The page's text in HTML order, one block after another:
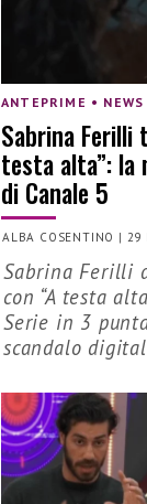
ANTEPRIME •
Sabrina Ferilli
testa alta”: la
di Canale 5
ALBA COSENTINO | 29
Sabrina Ferilli
con “A testa
Serie in 3
scandalo